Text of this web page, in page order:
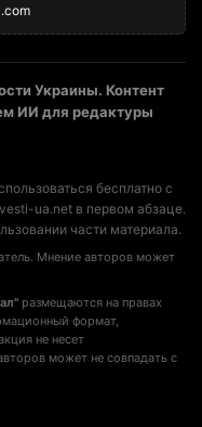
Украины. Контент
ИИ для редактуры
бесплатно с
ua.net в первом абзаце.
части материала.
Мнение авторов может
размещаются на правах
формат,
не несет
может не совпадать с